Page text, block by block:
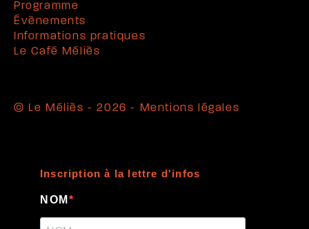
Programme
Évènements
Informations pratiques
Le Café Méliès
© Le Méliès - 2026 - Mentions légales
Inscription à la lettre d'infos
NOM